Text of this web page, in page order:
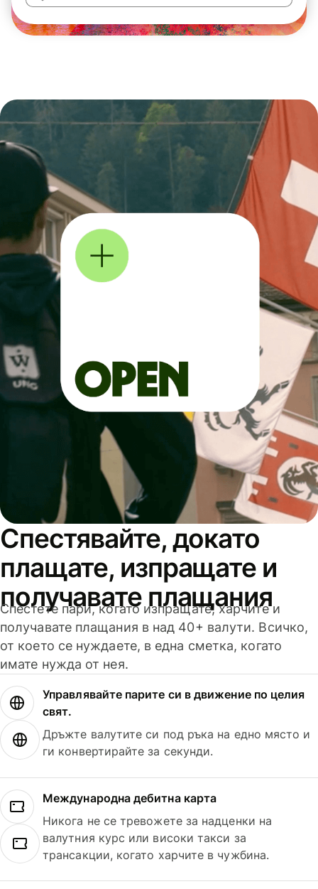
Спестявайте, докато
плащате, изпращате и
получавате плащания
Спестете пари, когато изпращате, харчите и
получавате плащания в над 40+ валути. Всичко,
от което се нуждаете, в една сметка, когато
имате нужда от нея.
Управлявайте парите си в движение по целия
свят.
Дръжте валутите си под ръка на едно място и
ги конвертирайте за секунди.
Международна дебитна карта
Никога не се тревожете за надценки на
валутния курс или високи такси за
трансакции, когато харчите в чужбина.